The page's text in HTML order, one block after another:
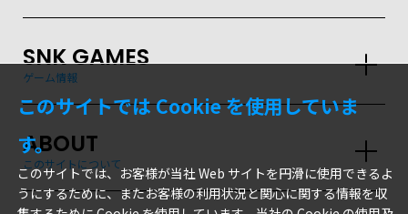
SNK GAMES
ゲーム情報
ABOUT
このサイトについて
このサイトでは Cookie を使用していま
す。
このサイトでは、お客様が当社 Web サイトを円滑に使用できるよ
うにするために、またお客様の利用状況と関心に関する情報を収